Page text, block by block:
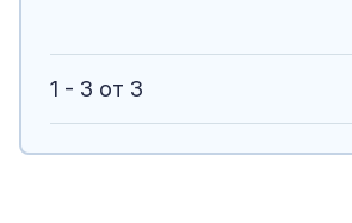
1 - 3 от 3